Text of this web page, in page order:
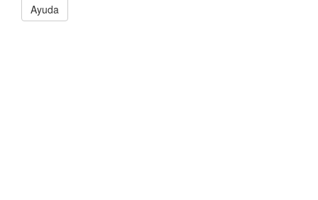
Ayuda